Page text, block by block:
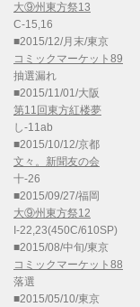
大⑨州東方祭13
C-15,16
■2015/12/月末/東京
コミックマーケット89
抽選漏れ
■2015/11/01/大阪
第11回東方紅楼夢
し-11ab
■2015/10/12/京都
文々。新聞友の会
十-26
■2015/09/27/福岡
大⑨州東方祭12
I-22,23(450C/610SP)
■2015/08/中旬/東京
コミックマーケット88
落選
■2015/05/10/東京